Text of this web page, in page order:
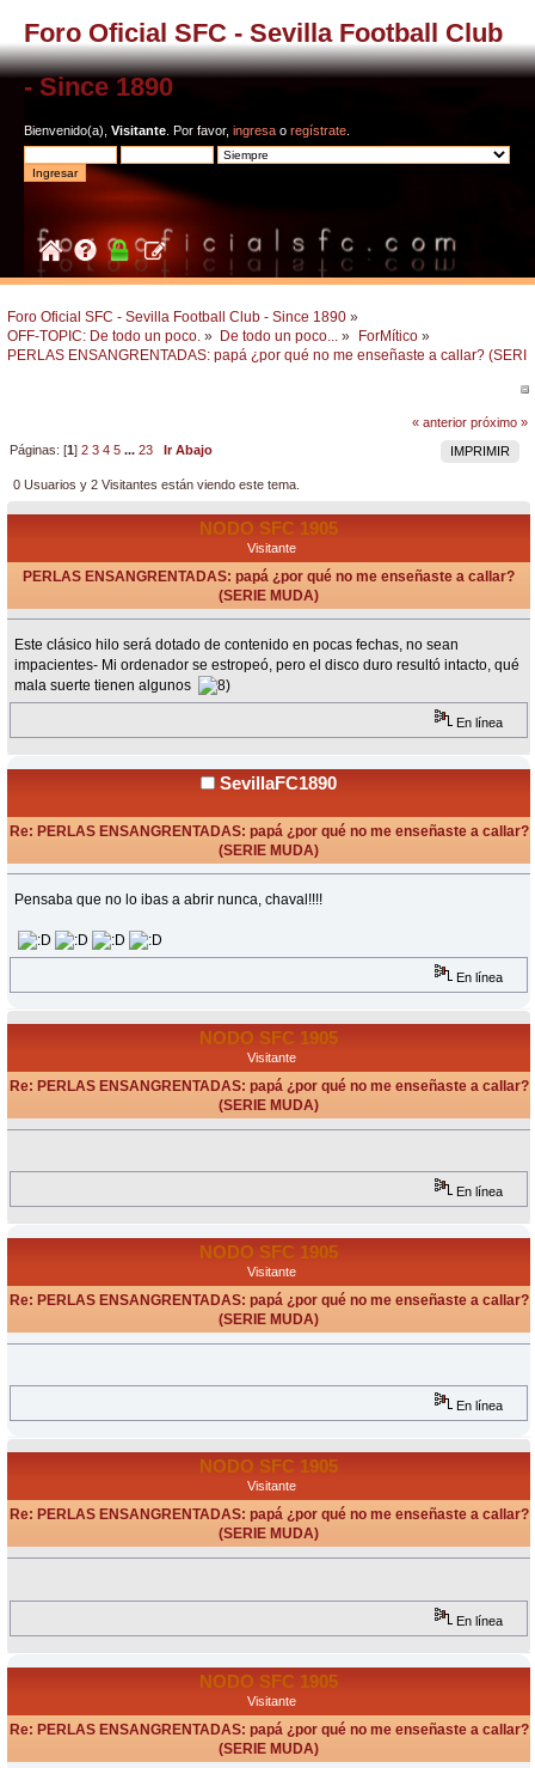
Foro Oficial SFC - Sevilla Football Club
- Since 1890
Bienvenido(a), Visitante . Por favor, ingresa o regístrate
Foro Oficial SFC - Sevilla Football Club - Since 1890 »
OFF-TOPIC: De todo un poco. » De todo un poco... » ForMítico»
PERLAS ENSANGRENTADAS: papá ¿por qué no me enseñaste a callar?
« anterior próximo »
IMPRIMIR
Páginas: [1]2 3 4 5 ...23 Ir Abajo
0 Usuarios y 2 Visitantes están viendo este tema.
NODO SFC 1905
Visitante
PERLAS ENSANGRENTADAS: papá ¿por qué no me enseñaste a callar?
(SERIE MUDA)
Este clásico hilo será dotado de contenido en pocas fechas, no sean
impacientes- Mi ordenador se estropeó, pero el disco duro resultó intacto, qué
mala suerte tienen algunos
En línea
SevillaFC1890
Re: PERLAS ENSANGRENTADAS: papá ¿por qué no me enseñaste a callar?
(SERIE MUDA)
Pensaba que no lo ibas a abrir nunca, chaval!!!!
En línea
NODO SFC 1905
Visitante
Re: PERLAS ENSANGRENTADAS: papá ¿por qué no me enseñaste a callar?
(SERIE MUDA)
En línea
NODO SFC 1905
Visitante
Re: PERLAS ENSANGRENTADAS: papá ¿por qué no me enseñaste a callar?
(SERIE MUDA)
En línea
NODO SFC 1905
Visitante
Re: PERLAS ENSANGRENTADAS: papá ¿por qué no me enseñaste a callar?
(SERIE MUDA)
En línea
NODO SFC 1905
Visitante
Re: PERLAS ENSANGRENTADAS: papá ¿por qué no me enseñaste a callar?
(SERIE MUDA)